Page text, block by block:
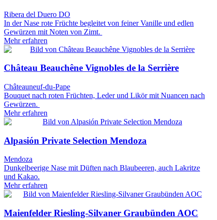
Ribera del Duero DO
In der Nase rote Früchte begleitet von feiner Vanille und edlen
Gewürzen mit Noten von Zimt.
Mehr erfahren
Château Beauchêne Vignobles de la Serrière
Châteauneuf-du-Pape
Bouquet nach roten Früchten, Leder und Likör mit Nuancen nach
Gewürzen.
Mehr erfahren
Alpasión Private Selection Mendoza
Mendoza
Dunkelbeerige Nase mit Düften nach Blaubeeren, auch Lakritze
und Kakao.
Mehr erfahren
Maienfelder Riesling-Silvaner Graubünden AOC